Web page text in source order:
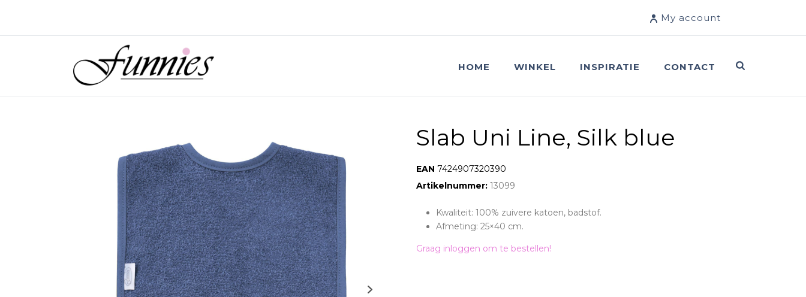
My account
HOME WINKEL INSPIRATIE CONTACT
Slab Uni Line, Silk blue
EAN: 7424907320390
Artikelnummer: 13099
Kwaliteit: 100% zuivere katoen, badstof.
Afmeting: 25×40 cm.
Graag inloggen om te bestellen!